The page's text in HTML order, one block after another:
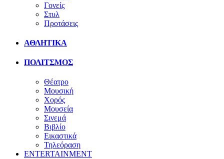
Γονείς
Στυλ
Προτάσεις
ΑΘΛΗΤΙΚΑ
ΠΟΛΙΤΣΜΟΣ
Θέατρο
Μουσική
Χορός
Μουσεία
Σινεμά
Βιβλίο
Εικαστικά
Τηλεόραση
ENTERTAINMENT